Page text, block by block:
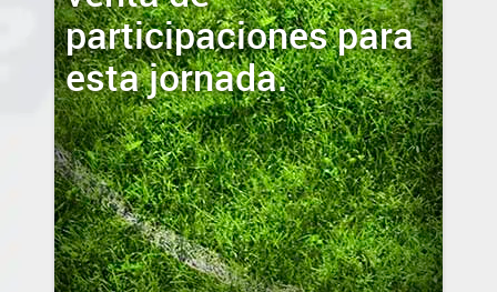
participaciones para
esta jornada.